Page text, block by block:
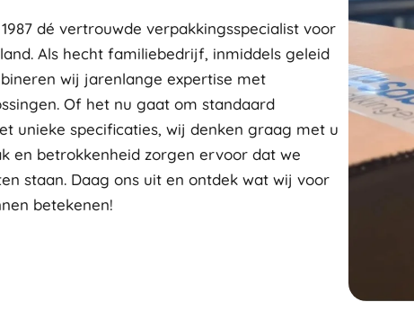
dé vertrouwde verpakkingsspecialist voor
Als hecht familiebedrijf, inmiddels geleid
wij jarenlange expertise met
Of het nu gaat om standaard
unieke specificaties, wij denken graag met u
en betrokkenheid zorgen ervoor dat we
staan. Daag ons uit en ontdek wat wij voor
betekenen!